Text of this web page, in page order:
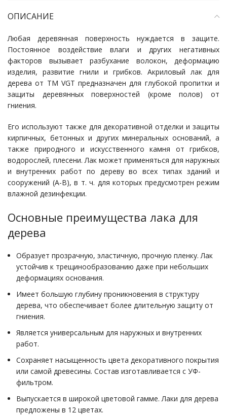
ОПИСАНИЕ
Любая деревянная поверхность нуждается в защите.
Постоянное воздействие влаги и других негативных
факторов вызывает разбухание волокон, деформацию
изделия, развитие гнили и грибков. Акриловый лак для
дерева от ТМ VGT предназначен для глубокой пропитки и
защиты деревянных поверхностей (кроме полов) от
гниения.
Его используют также для декоративной отделки и защиты
кирпичных, бетонных и других минеральных оснований, а
также природного и искусственного камня от грибков,
водорослей, плесени. Лак может применяться для наружных
и внутренних работ по дереву во всех типах зданий и
сооружений (А-В), в т. ч. для которых предусмотрен режим
влажной дезинфекции.
Основные преимущества лака для
дерева
Образует прозрачную, эластичную, прочную пленку. Лак
устойчив к трещинообразованию даже при небольших
деформациях основания.
Имеет большую глубину проникновения в структуру
дерева, что обеспечивает более длительную защиту от
гниения.
Является универсальным для наружных и внутренних
работ.
Сохраняет насыщенность цвета декоративного покрытия
или самой древесины. Состав изготавливается с УФ-
фильтром.
Выпускается в широкой цветовой гамме. Лаки для дерева
предложены в 12 цветах.